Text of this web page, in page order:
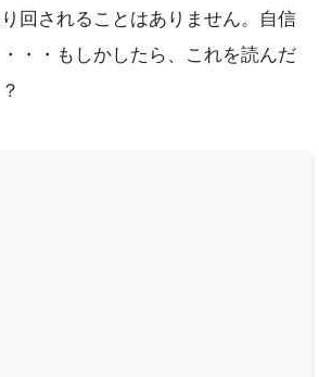
回されることはありません。自信
・・もしかしたら、これを読んだ